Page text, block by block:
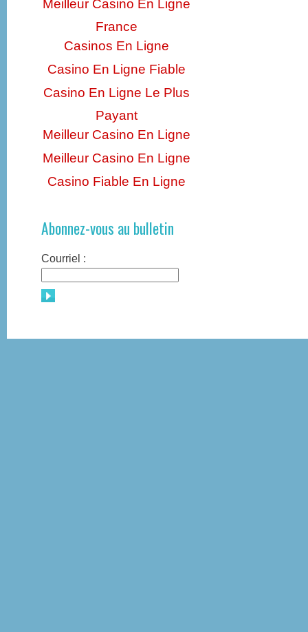
Meilleur Casino En Ligne
France
Casinos En Ligne
Casino En Ligne Fiable
Casino En Ligne Le Plus
Payant
Meilleur Casino En Ligne
Meilleur Casino En Ligne
Casino Fiable En Ligne
Abonnez-vous au bulletin
Courriel :